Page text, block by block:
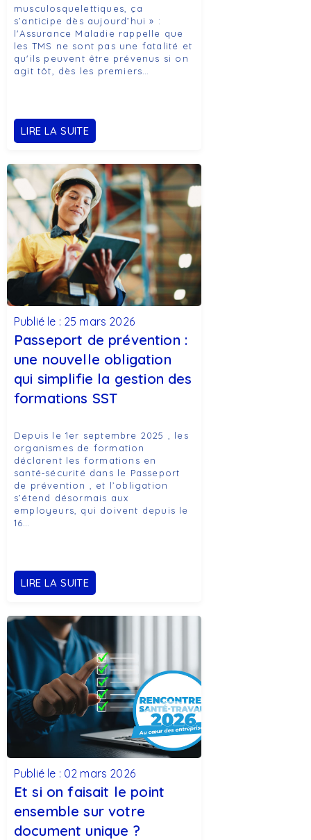
musculosquelettiques, ça
s’anticipe dès aujourd’hui » :
l'Assurance Maladie rappelle que
les TMS ne sont pas une fatalité et
qu'ils peuvent être prévenus si on
agit tôt, dès les premiers…
LIRE LA SUITE
Publié le : 25 mars 2026
Passeport de prévention :
une nouvelle obligation
qui simplifie la gestion des
formations SST
Depuis le 1er septembre 2025 , les
organismes de formation
déclarent les formations en
santé‑sécurité dans le Passeport
de prévention , et l’obligation
s’étend désormais aux
employeurs, qui doivent depuis le
16…
LIRE LA SUITE
Publié le : 02 mars 2026
Et si on faisait le point
ensemble sur votre
document unique ?